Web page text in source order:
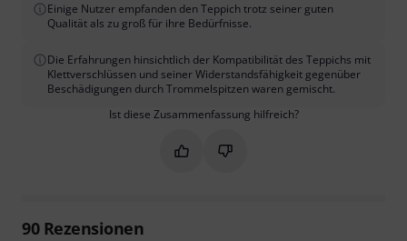
Einige Nutzer empfanden den Teppich trotz seiner guten
Qualität als zu groß für ihre Bedürfnisse.
Die Erfahrungen hinsichtlich der Kompatibilität des Teppichs mit
Klettverschlüssen und seiner Widerstandsfähigkeit gegenüber
Beschädigungen durch Trommelspitzen waren gemischt.
Ist diese Zusammenfassung hilfreich?
Markieren Sie diese
Markieren Sie diese
90Rezensionen